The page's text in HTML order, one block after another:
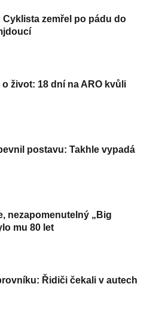
zemřel po pádu do
život: 18 dní na ARO kvůli
postavu: Takhle vypadá
nezapomenutelný „Big
mu 80 let
Řidiči čekali v autech